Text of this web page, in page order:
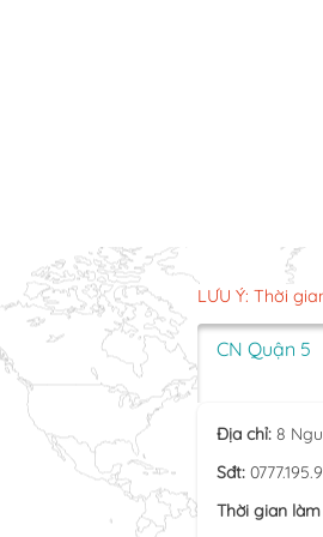
LƯU Ý: Thời
CN Quận 5
Địa chỉ: 8
Sđt:
Thời gian